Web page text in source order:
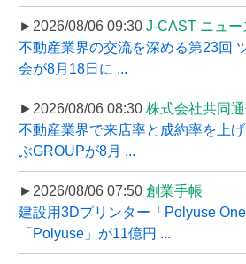
►2026/08/06 09:30 J-CAST ニュー
不動産業界の交流を深める第23回
会が8月18日に ...
►2026/08/06 08:30 株式会社共同
不動産業界で来店率と成約率を上
ぶGROUPが8月 ...
►2026/08/06 07:50 創業手帳
建設用3Dプリンター「Polyuse
「Polyuse」が11億円 ...